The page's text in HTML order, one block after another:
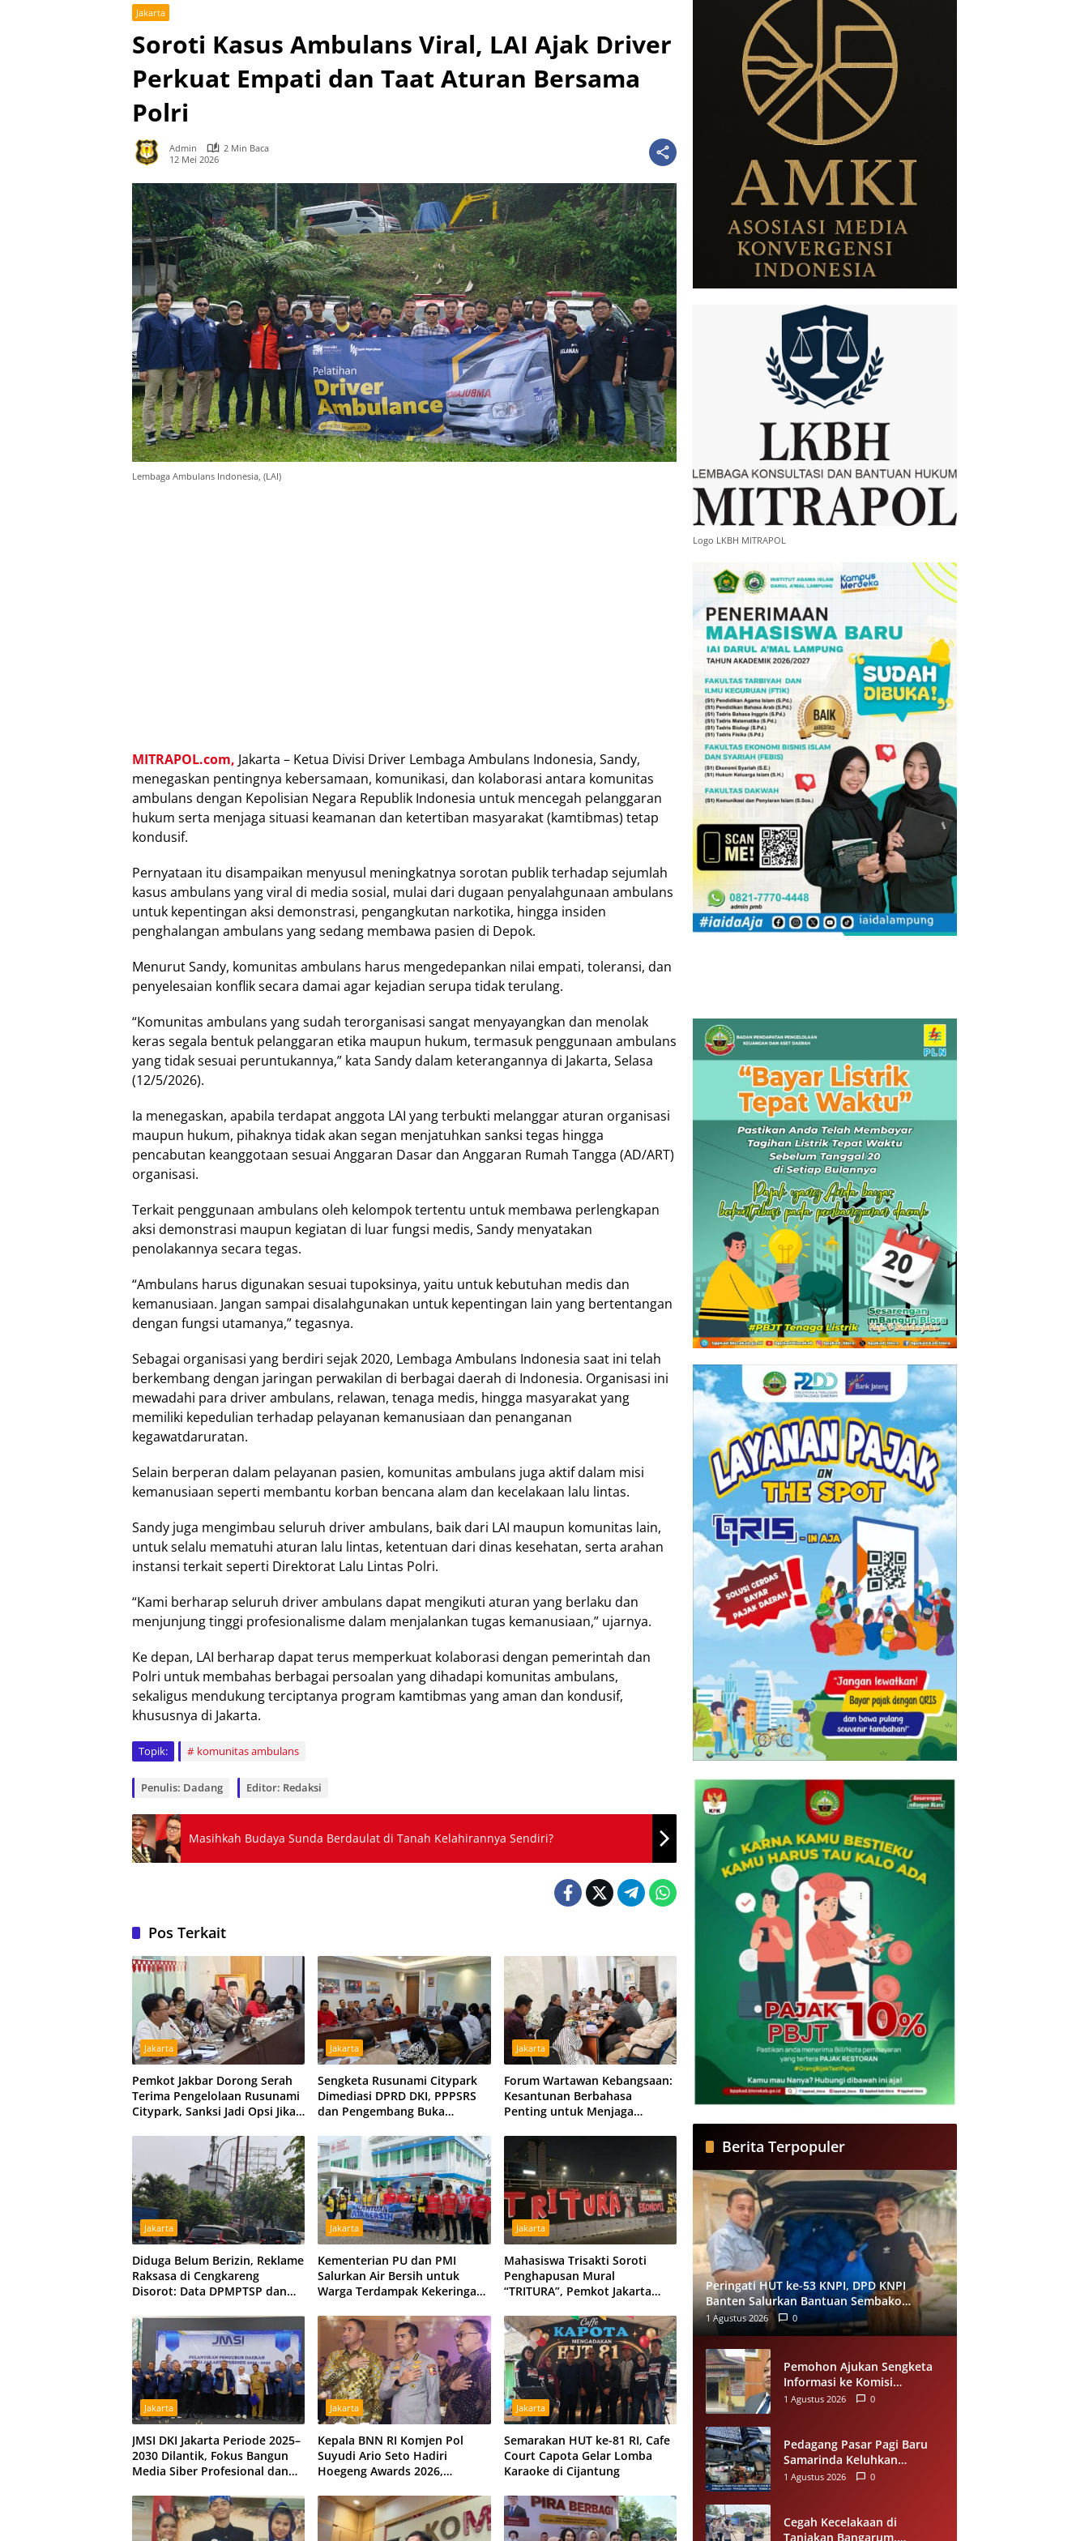
Jakarta
Soroti Kasus Ambulans Viral, LAI Ajak Driver
Perkuat Empati dan Taat Aturan Bersama
Polri
Admin
2 Min Baca
12 Mei 2026
Lembaga Ambulans Indonesia, (LAI)
MITRAPOL.com, Jakarta – Ketua Divisi Driver Lembaga Ambulans Indonesia, Sandy,
menegaskan pentingnya kebersamaan, komunikasi, dan kolaborasi antara komunitas
ambulans dengan Kepolisian Negara Republik Indonesia untuk mencegah pelanggaran
hukum serta menjaga situasi keamanan dan ketertiban masyarakat (kamtibmas) tetap
kondusif.
Pernyataan itu disampaikan menyusul meningkatnya sorotan publik terhadap sejumlah
kasus ambulans yang viral di media sosial, mulai dari dugaan penyalahgunaan ambulans
untuk kepentingan aksi demonstrasi, pengangkutan narkotika, hingga insiden
penghalangan ambulans yang sedang membawa pasien di Depok.
Menurut Sandy, komunitas ambulans harus mengedepankan nilai empati, toleransi, dan
penyelesaian konflik secara damai agar kejadian serupa tidak terulang.
“Komunitas ambulans yang sudah terorganisasi sangat menyayangkan dan menolak
keras segala bentuk pelanggaran etika maupun hukum, termasuk penggunaan ambulans
yang tidak sesuai peruntukannya,” kata Sandy dalam keterangannya di Jakarta, Selasa
(12/5/2026).
Ia menegaskan, apabila terdapat anggota LAI yang terbukti melanggar aturan organisasi
maupun hukum, pihaknya tidak akan segan menjatuhkan sanksi tegas hingga
pencabutan keanggotaan sesuai Anggaran Dasar dan Anggaran Rumah Tangga (AD/ART)
organisasi.
Terkait penggunaan ambulans oleh kelompok tertentu untuk membawa perlengkapan
aksi demonstrasi maupun kegiatan di luar fungsi medis, Sandy menyatakan
penolakannya secara tegas.
“Ambulans harus digunakan sesuai tupoksinya, yaitu untuk kebutuhan medis dan
kemanusiaan. Jangan sampai disalahgunakan untuk kepentingan lain yang bertentangan
dengan fungsi utamanya,” tegasnya.
Sebagai organisasi yang berdiri sejak 2020, Lembaga Ambulans Indonesia saat ini telah
berkembang dengan jaringan perwakilan di berbagai daerah di Indonesia. Organisasi ini
mewadahi para driver ambulans, relawan, tenaga medis, hingga masyarakat yang
memiliki kepedulian terhadap pelayanan kemanusiaan dan penanganan
kegawatdaruratan.
Selain berperan dalam pelayanan pasien, komunitas ambulans juga aktif dalam misi
kemanusiaan seperti membantu korban bencana alam dan kecelakaan lalu lintas.
Sandy juga mengimbau seluruh driver ambulans, baik dari LAI maupun komunitas lain,
untuk selalu mematuhi aturan lalu lintas, ketentuan dari dinas kesehatan, serta arahan
instansi terkait seperti Direktorat Lalu Lintas Polri.
“Kami berharap seluruh driver ambulans dapat mengikuti aturan yang berlaku dan
menjunjung tinggi profesionalisme dalam menjalankan tugas kemanusiaan,” ujarnya.
Ke depan, LAI berharap dapat terus memperkuat kolaborasi dengan pemerintah dan
Polri untuk membahas berbagai persoalan yang dihadapi komunitas ambulans,
sekaligus mendukung terciptanya program kamtibmas yang aman dan kondusif,
khususnya di Jakarta.
Topik: komunitas ambulans
Penulis: Dadang Editor: Redaksi
Masihkah Budaya Sunda Berdaulat di Tanah Kelahirannya Sendiri?
Pos Terkait
Jakarta
Pemkot Jakbar Dorong Serah
Terima Pengelolaan Rusunami
Citypark, Sanksi Jadi Opsi Jika
Jakarta
Sengketa Rusunami Citypark
Dimediasi DPRD DKI, PPPSRS
dan Pengembang Buka
Jakarta
Forum Wartawan Kebangsaan:
Kesantunan Berbahasa
Penting untuk Menjaga
Jakarta
Diduga Belum Berizin, Reklame
Raksasa di Cengkareng
Disorot: Data DPMPTSP dan
Jakarta
Kementerian PU dan PMI
Salurkan Air Bersih untuk
Warga Terdampak Kekeringan
Umum Disiagakan
Jakarta
Mahasiswa Trisakti Soroti
Penghapusan Mural
“TRITURA”, Pemkot Jakarta
Jakarta
JMSI DKI Jakarta Periode 2025–
2030 Dilantik, Fokus Bangun
Media Siber Profesional dan
Jakarta
Kepala BNN RI Komjen Pol
Suyudi Ario Seto Hadiri
Hoegeng Awards 2026,
Sinergi dengan Polri
Jakarta
Semarakan HUT ke-81 RI, Cafe
Court Capota Gelar Lomba
Karaoke di Cijantung
Logo LKBH MITRAPOL
Berita Terpopuler
Peringati HUT ke-53 KNPI, DPD KNPI
Banten Salurkan Bantuan Sembako
Melalui Pemuda Berdampak
1 Agustus 2026 0
Pemohon Ajukan Sengketa
Informasi ke Komisi
Informasi Riau, Soroti
Pelalawan
1 Agustus 2026 0
Pedagang Pasar Pagi Baru
Samarinda Keluhkan
Penataan, Omzet Menurun;
Pengunjung
1 Agustus 2026 0
Cegah Kecelakaan di
Tanjakan Bangarum,